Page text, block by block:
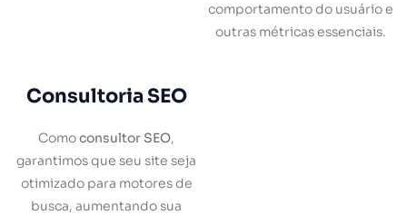
comportamento do usuário e
outras métricas essenciais.
Consultoria SEO
Comoconsultor SEO,
garantimos que seu site seja
otimizado para motores de
busca, aumentando sua